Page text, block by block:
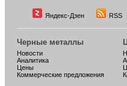
Яндекс-Дзен RSS
Черные металлы
Новости
Аналитика
Цены
Коммерческие предложения